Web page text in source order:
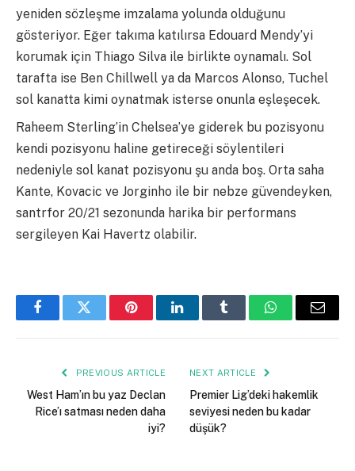
yeniden sözleşme imzalama yolunda olduğunu
gösteriyor. Eğer takıma katılırsa Edouard Mendy’yi
korumak için Thiago Silva ile birlikte oynamalı. Sol
tarafta ise Ben Chillwell ya da Marcos Alonso, Tuchel
sol kanatta kimi oynatmak isterse onunla eşleşecek.
Raheem Sterling’in Chelsea’ye giderek bu pozisyonu
kendi pozisyonu haline getireceği söylentileri
nedeniyle sol kanat pozisyonu şu anda boş. Orta saha
Kante, Kovacic ve Jorginho ile bir nebze güvendeyken,
santrfor 20/21 sezonunda harika bir performans
sergileyen Kai Havertz olabilir.
FacebookTwitter PinterestLinkedInTumblr WhatsAppEmail
PREVIOUS ARTICLE
West Ham’ın bu yaz Declan
Rice’ı satması neden daha
iyi?
NEXT ARTICLE
Premier Lig’deki hakemlik
seviyesi neden bu kadar
düşük?